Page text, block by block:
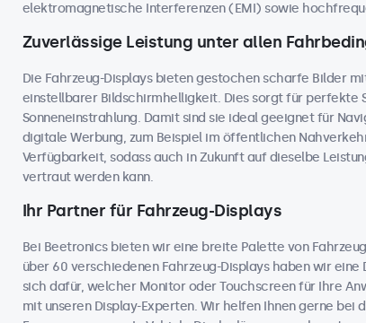
elektromagnetische Interferenzen (EMI) sowie
Zuverlässige Leistung unter allen
Die Fahrzeug-Displays bieten gestochen scharfe Bilder
einstellbarer Bildschirmhelligkeit. Dies sorgt für perfekte
Sonneneinstrahlung. Damit sind sie ideal geeignet für
digitale Werbung, zum Beispiel im öffentlichen
Verfügbarkeit, sodass auch in Zukunft auf dieselbe
vertraut werden kann.
Ihr Partner für Fahrzeug-Displays
Bei Beetronics bieten wir eine breite Palette von
über 60 verschiedenen Fahrzeug-Displays haben wir
sich dafür, welcher Monitor oder Touchscreen für Ihre
mit unseren Display-Experten. Wir helfen Ihnen gerne